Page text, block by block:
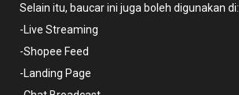
Selain itu, baucar ini juga boleh digunakan di:
-Live Streaming
-Shopee Feed
-Landing Page